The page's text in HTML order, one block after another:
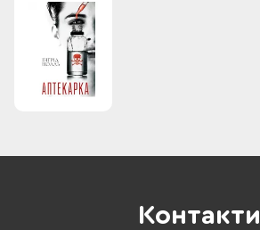
Контакти